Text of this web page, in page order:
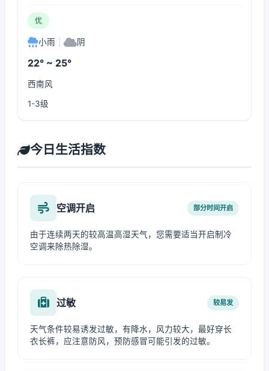
优
小雨 阴
22° ~ 25°
西南风
1-3级
今日生活指数
空调开启 部分时间开启
由于连续两天的较高温高湿天气，您需要适当开启制冷
空调来除热除湿。
过敏 较易发
天气条件较易诱发过敏，有降水，风力较大，最好穿长
衣长裤，应注意防风，预防感冒可能引发的过敏。